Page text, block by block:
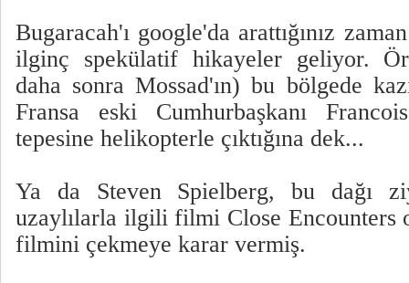
Bugaracah'ı google'da arattığınız
ilginç spekülatif hikayeler geliyor.
daha sonra Mossad'ın) bu bölgede
Fransa eski Cumhurbaşkanı
tepesine helikopterle çıktığına dek...
Ya da Steven Spielberg, bu dağı
uzaylılarla ilgili filmi Close Encounters
filmini çekmeye karar vermiş.